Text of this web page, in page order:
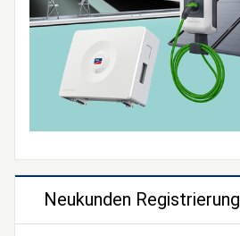
Neukunden Registrierung